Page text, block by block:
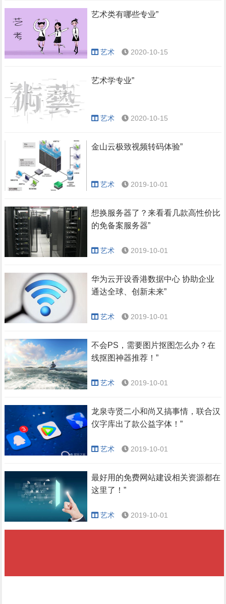
艺术类有哪些专业”
艺术 2020-10-15
艺术学专业”
艺术 2020-10-15
金山云极致视频转码体验”
艺术 2019-10-01
想换服务器了？来看看几款高性价比
的免备案服务器”
艺术 2019-10-01
华为云开设香港数据中心 协助企业
通达全球、创新未来”
艺术 2019-10-01
不会PS，需要图片抠图怎么办？在
线抠图神器推荐！”
艺术 2019-10-01
龙泉寺贤二小和尚又搞事情，联合汉
仪字库出了款公益字体！”
艺术 2019-10-01
最好用的免费网站建设相关资源都在
这里了！”
艺术 2019-10-01